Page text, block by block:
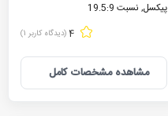
پیکسل, نسبت 19.5:9
4(دیدگاه کاربر 1
)
مشاهده مشخصات کامل